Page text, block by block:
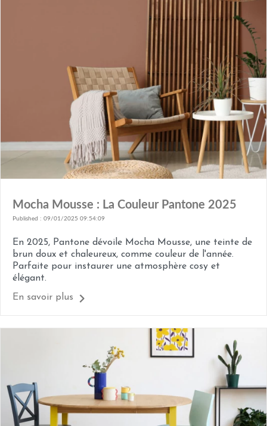
Mocha Mousse : La Couleur Pantone 2025
Published : 09/01/2025 09:54:09
En 2025, Pantone dévoile Mocha Mousse, une teinte de
brun doux et chaleureux, comme couleur de l'année.
Parfaite pour instaurer une atmosphère cosy et
élégant.
En savoir plus